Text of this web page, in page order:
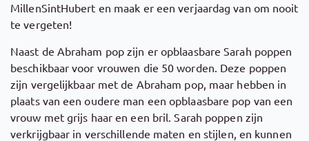
MillenSintHubert en maak er een verjaardag van om nooit
te vergeten!
Naast de Abraham pop zijn er opblaasbare Sarah poppen
beschikbaar voor vrouwen die 50 worden. Deze poppen
zijn vergelijkbaar met de Abraham pop, maar hebben in
plaats van een oudere man een opblaasbare pop van een
vrouw met grijs haar en een bril. Sarah poppen zijn
verkrijgbaar in verschillende maten en stijlen, en kunnen